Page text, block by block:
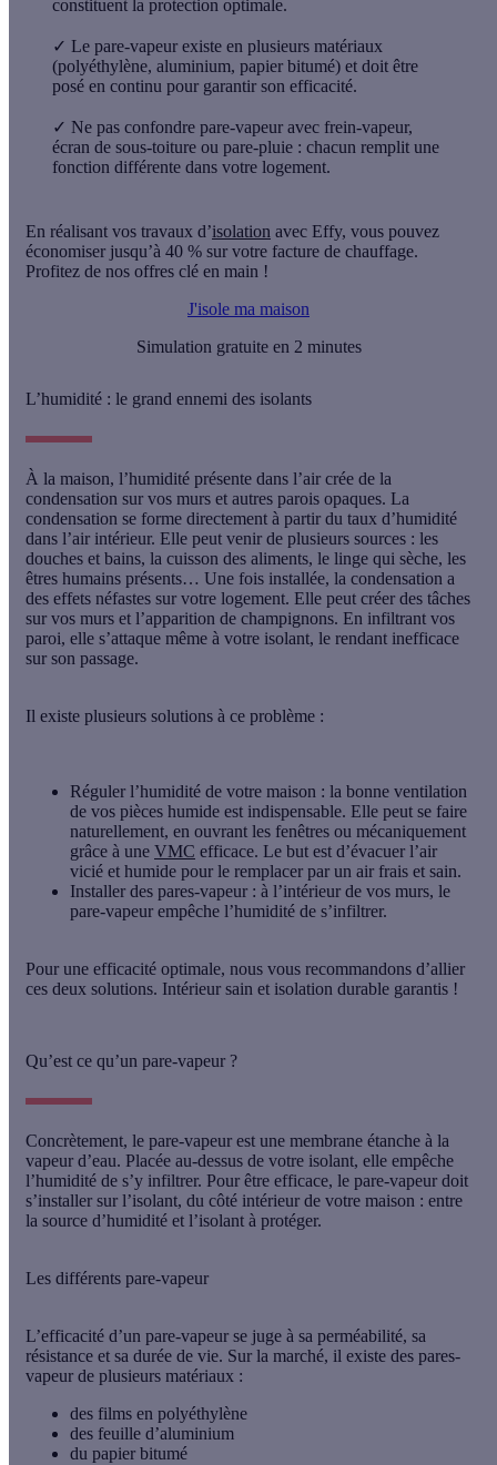
constituent la protection optimale.
✓ Le pare-vapeur existe en plusieurs matériaux
(polyéthylène, aluminium, papier bitumé) et doit être
posé en continu pour garantir son efficacité.
✓ Ne pas confondre pare-vapeur avec frein-vapeur,
écran de sous-toiture ou pare-pluie : chacun remplit une
fonction différente dans votre logement.
En réalisant vos travaux d’isolation avec Effy, vous pouvez
économiser jusqu’à 40 % sur votre facture de chauffage.
Profitez de nos offres clé en main !
J'isole ma maison
Simulation gratuite en 2 minutes
L’humidité : le grand ennemi des isolants
À la maison, l’humidité présente dans l’air crée de la
condensation sur vos murs et autres parois opaques. La
condensation se forme directement à partir du taux d’humidité
dans l’air intérieur. Elle peut venir de plusieurs sources : les
douches et bains, la cuisson des aliments, le linge qui sèche, les
êtres humains présents… Une fois installée, la condensation a
des effets néfastes sur votre logement. Elle peut créer des tâches
sur vos murs et l’apparition de champignons. En infiltrant vos
paroi, elle s’attaque même à votre isolant, le rendant inefficace
sur son passage.
Il existe plusieurs solutions à ce problème :
Réguler l’humidité de votre maison : la bonne ventilation
de vos pièces humide est indispensable. Elle peut se faire
naturellement, en ouvrant les fenêtres ou mécaniquement
grâce à une VMC efficace. Le but est d’évacuer l’air
vicié et humide pour le remplacer par un air frais et sain.
Installer des pares-vapeur : à l’intérieur de vos murs, le
pare-vapeur empêche l’humidité de s’infiltrer.
Pour une efficacité optimale, nous vous recommandons d’allier
ces deux solutions. Intérieur sain et isolation durable garantis !
Qu’est ce qu’un pare-vapeur ?
Concrètement, le pare-vapeur est une membrane étanche à la
vapeur d’eau. Placée au-dessus de votre isolant, elle empêche
l’humidité de s’y infiltrer. Pour être efficace, le pare-vapeur doit
s’installer sur l’isolant, du côté intérieur de votre maison : entre
la source d’humidité et l’isolant à protéger.
Les différents pare-vapeur
L’efficacité d’un pare-vapeur se juge à sa perméabilité, sa
résistance et sa durée de vie. Sur la marché, il existe des pares-
vapeur de plusieurs matériaux :
des films en polyéthylène
des feuille d’aluminium
du papier bitumé